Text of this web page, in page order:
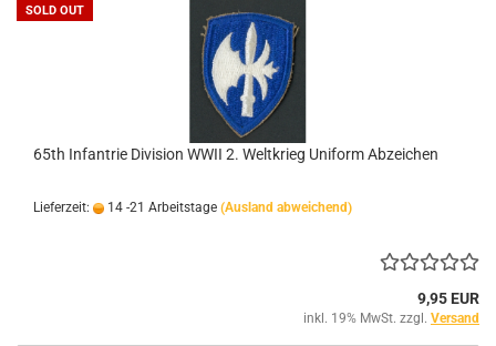
SOLD OUT
65th Infantrie Division WWII 2. Weltkrieg Uniform Abzeichen
Lieferzeit: 14 -21 Arbeitstage (Ausland abweichend)
9,95 EUR
inkl. 19% MwSt. zzgl. Versand